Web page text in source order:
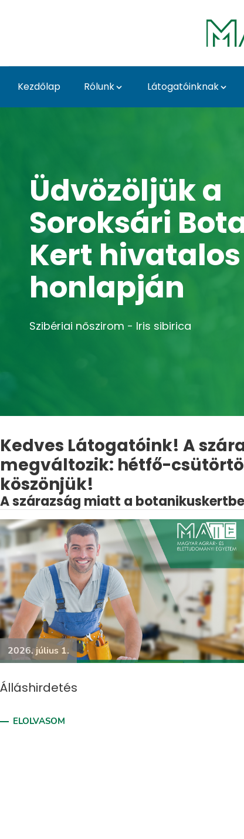
Kezdőlap Rólunk Látogatóinknak
Home - Soroksári
Üdvözöljük a
Soroksári
Kert hivatalos
honlapján
Szibériai nőszirom - Iris sibirica
Kedves Látogatóink! A
megváltozik: hétfő-
köszönjük!
A szárazság miatt a
2026. július 1.
Álláshirdetés
ELOLVASOM